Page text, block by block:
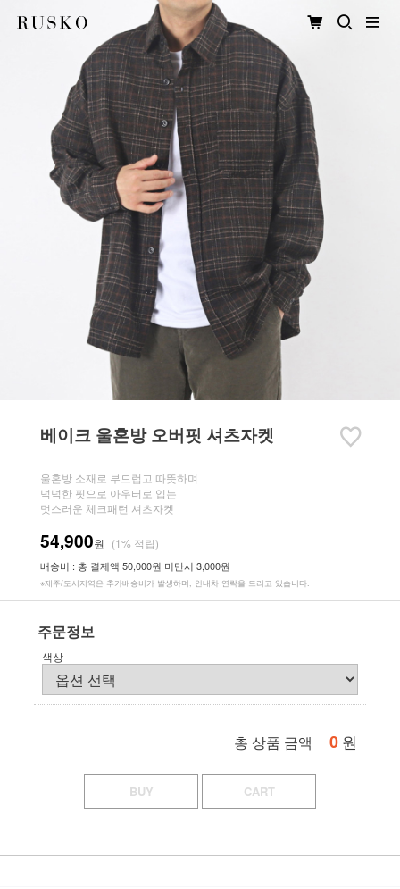
베이크 울혼방 오버핏 셔츠자켓
울혼방 소재로 부드럽고 따뜻하며
넉넉한 핏으로 아우터로 입는
멋스러운 체크패턴 셔츠자켓
54,900원 (1% 적립)
배송비 : 총 결제액 50,000원 미만시 3,000원
※제주/도서지역은 추가배송비가 발생하며, 안내차 연락을 드리고 있습니다.
주문정보
색상
총 상품 금액 0 원
BUY CART